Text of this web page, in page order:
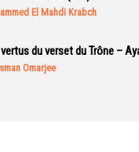
El Mahdi Krabch
du verset du Trône –
Omarjee